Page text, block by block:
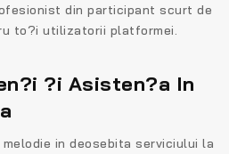
din participant scurt de
to?i utilizatorii platformei.
?i Asisten?a In
melodie in deosebita serviciului la